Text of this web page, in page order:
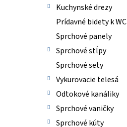
Kuchynské drezy
Prídavné bidety k WC
Sprchové panely
Sprchové stĺpy
Sprchové sety
Vykurovacie telesá
Odtokové kanáliky
Sprchové vaničky
Sprchové kúty